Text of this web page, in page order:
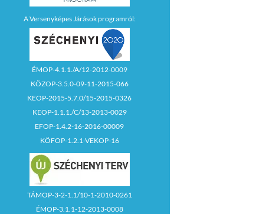
A Versenyképes Járások programról:
ÉMOP-4.1.1./A/12-2012-0009
KÖZOP-3.5.0-09-11-2015-066
KEOP-2015-5.7.0/15-2015-0326
KEOP-1.1.1./C/13-2013-0029
EFOP-1.4.2-16-2016-00009
KÖFOP-1.2.1-VEKOP-16
TÁMOP-3-2-1.1/10-1-2010-0261
ÉMOP-3.1.1-12-2013-0008